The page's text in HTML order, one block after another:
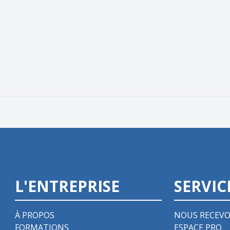
L'ENTREPRISE
À PROPOS
FORMATIONS
NOUS
ESPACE PRO